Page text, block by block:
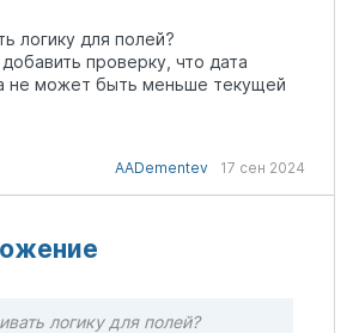
логику для полей?
проверку, что дата
не может быть меньше текущей
AADementev 17 сен 2024
логику для полей?